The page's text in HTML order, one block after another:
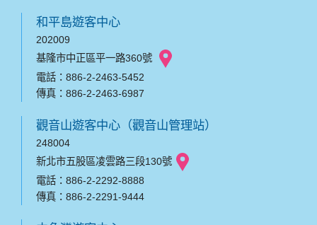
和平島遊客中心
202009
基隆市中正區平一路360號
電話：886-2-2463-5452
傳真：886-2-2463-6987
觀音山遊客中心（觀音山管理站）
248004
新北市五股區凌雲路三段130號
電話：886-2-2292-8888
傳真：886-2-2291-9444